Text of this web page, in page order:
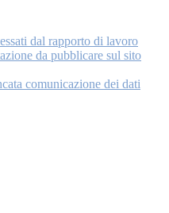
dal rapporto di lavoro
da pubblicare sul sito
comunicazione dei dati